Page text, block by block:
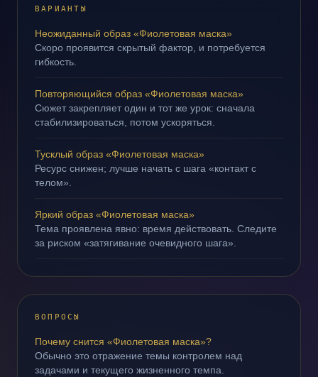
ВАРИАНТЫ
Неожиданный образ «Фиолетовая маска»
Скоро проявится скрытый фактор, и потребуется
гибкость.
Повторяющийся образ «Фиолетовая маска»
Сюжет закрепляет один и тот же урок: сначала
стабилизироваться, потом ускоряться.
Тусклый образ «Фиолетовая маска»
Ресурс снижен; лучше начать с шага «контакт с
телом».
Яркий образ «Фиолетовая маска»
Тема проявлена явно: время действовать. Следите
за риском «затягивание очевидного шага».
ВОПРОСЫ
Почему снится «Фиолетовая маска»?
Обычно это отражение темы контролем над
задачами и текущего жизненного темпа.